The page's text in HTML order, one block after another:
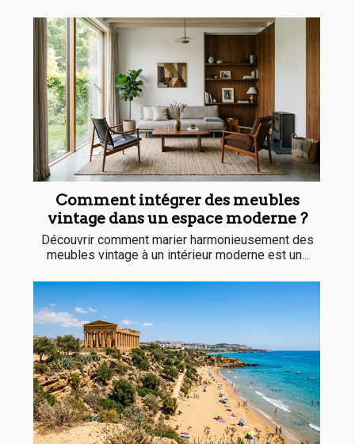
Comment intégrer des meubles
vintage dans un espace moderne ?
Découvrir comment marier harmonieusement des
meubles vintage à un intérieur moderne est un...